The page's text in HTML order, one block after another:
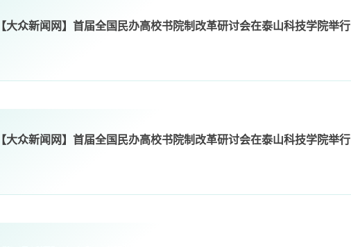
【大众新闻网】首届全国民办高校书院制改革研讨会在泰山科技学院举行
【大众新闻网】首届全国民办高校书院制改革研讨会在泰山科技学院举行